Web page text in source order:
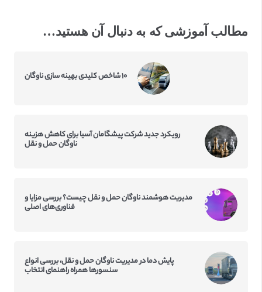
مطالب آموزشی که به دنبال آن هستید…
۱۰ شاخص کلیدی بهینه سازی ناوگان
رویکرد جدید شرکت پیشگامان آسیا برای کاهش هزینه
ناوگان حمل و نقل
مدیریت هوشمند ناوگان حمل و نقل چیست؟ بررسی مزایا و
فناوری‌های اصلی
پایش دما در مدیریت ناوگان حمل و نقل، بررسی انواع
سنسورها همراه راهنمای انتخاب